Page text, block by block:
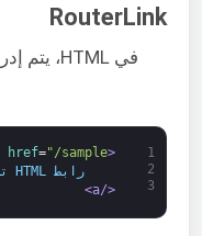
RouterLink
في HTML، يتم إدراج الرابط عادةً باستخدام علامة الإرساء (anchor tag)
1
2
3
<a
href="/sample"
رابط HTML تجريبي.
</a>